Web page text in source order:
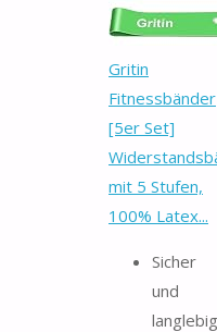
Gritin
Fitnessbänder
[5er Set]
mit 5 Stufen,
100% Latex...
Sicher
und